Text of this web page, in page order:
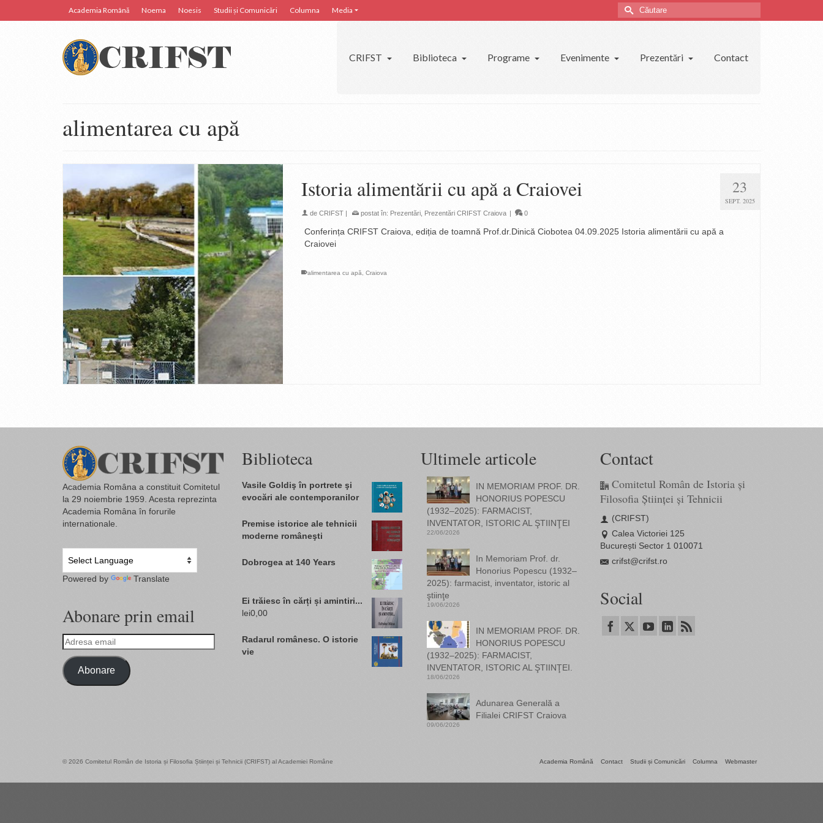
Academia Română Noema Noesis Studii și Comunicări Columna Media Căutare
CRIFST Biblioteca Programe Evenimente Prezentări Contact
alimentarea cu apă
23
SEPT. 2025
Istoria alimentării cu apă a Craiovei
deCRIFST | postat în: Prezentări Prezentări CRIFST Craiova | 0
Conferința CRIFST Craiova, ediția de toamnă Prof.dr.Dinică Ciobotea 04.09.2025 Istoria alimentării cu apă a
Craiovei
alimentarea cu apă ,Craiova
Academia Româna a constituit Comitetul
la 29 noiembrie 1959. Acesta reprezinta
Academia Româna în forurile
internationale.
Powered by Translate
Abonare prin email
Adresa
email
Abonare
Biblioteca
Vasile Goldiş în portrete şi
evocări ale contemporanilor
Premise istorice ale tehnicii
moderne româneşti
Dobrogea at 140 Years
Ei trăiesc în cărți și amintiri...
lei0,00
Radarul românesc. O istorie
vie
Ultimele articole
IN MEMORIAM PROF. DR.
HONORIUS POPESCU
(1932–2025): FARMACIST,
INVENTATOR, ISTORIC AL ŞTIINŢEI
22/06/2026
In Memoriam Prof. dr.
Honorius Popescu (1932–
2025): farmacist, inventator, istoric al
ştiinţe
19/06/2026
IN MEMORIAM PROF. DR.
HONORIUS POPESCU
(1932–2025): FARMACIST,
INVENTATOR, ISTORIC AL ŞTIINŢEI.
18/06/2026
Adunarea Generală a
Filialei CRIFST Craiova
09/06/2026
Contact
Comitetul Român de Istoria și
Filosofia Științei și Tehnicii
(CRIFST)
Calea Victoriei 125
București Sector 1 010071
crifst@crifst.ro
Social
Academia Română Contact Studii și Comunicări Columna Webmaster
© 2026 Comitetul Român de Istoria și Filosofia Științei și Tehnicii (CRIFST) al Academiei Române